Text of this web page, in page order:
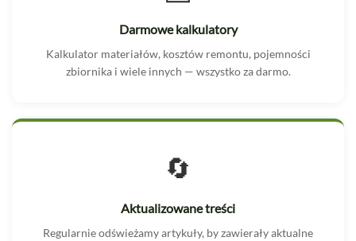
Darmowe kalkulatory
Kalkulator materiałów, kosztów remontu, pojemności
zbiornika i wiele innych — wszystko za darmo.
🔄
Aktualizowane treści
Regularnie odświeżamy artykuły, by zawierały aktualne